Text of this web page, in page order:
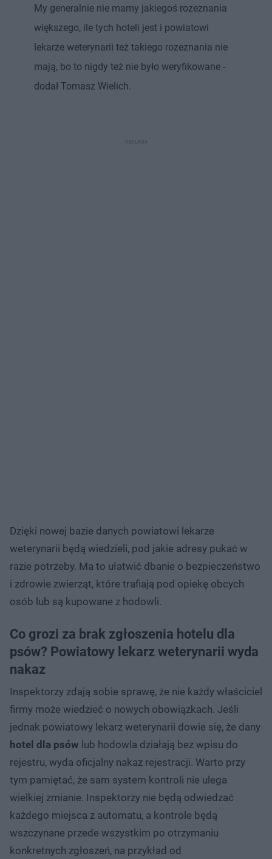
My generalnie nie mamy jakiegoś rozeznania
większego, ile tych hoteli jest i powiatowi
lekarze weterynarii też takiego rozeznania nie
mają, bo to nigdy też nie było weryfikowane -
dodał Tomasz Wielich.
Dzięki nowej bazie danych powiatowi lekarze
weterynarii będą wiedzieli, pod jakie adresy pukać w
razie potrzeby. Ma to ułatwić dbanie o bezpieczeństwo
i zdrowie zwierząt, które trafiają pod opiekę obcych
osób lub są kupowane z hodowli.
Co grozi za brak zgłoszenia hotelu dla
psów? Powiatowy lekarz weterynarii wyda
nakaz
Inspektorzy zdają sobie sprawę, że nie każdy właściciel
firmy może wiedzieć o nowych obowiązkach. Jeśli
jednak powiatowy lekarz weterynarii dowie się, że dany
hotel dla psów lub hodowla działają bez wpisu do
rejestru, wyda oficjalny nakaz rejestracji. Warto przy
tym pamiętać, że sam system kontroli nie ulega
wielkiej zmianie. Inspektorzy nie będą odwiedzać
każdego miejsca z automatu, a kontrole będą
wszczynane przede wszystkim po otrzymaniu
konkretnych zgłoszeń, na przykład od